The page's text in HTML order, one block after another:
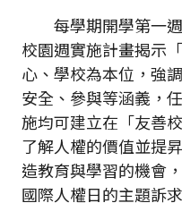
每學期開學第一週
校園週實施計畫揭示
心、學校為本位，強
安全、參與等涵義，
施均可建立在「友善
了解人權的價值並提
造教育與學習的機會
國際人權日的主題訴